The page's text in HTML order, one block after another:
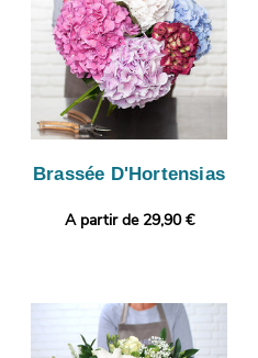
Brassée D'Hortensias
A partir de 29,90 €